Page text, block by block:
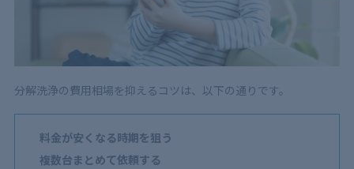
分解洗浄の費用相場を抑えるコツは、以下の通りです。
料金が安くなる時期を狙う
複数台まとめて依頼する